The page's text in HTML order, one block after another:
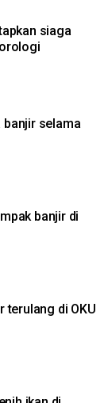
siaga
banjir selama
banjir di
terulang di OKU